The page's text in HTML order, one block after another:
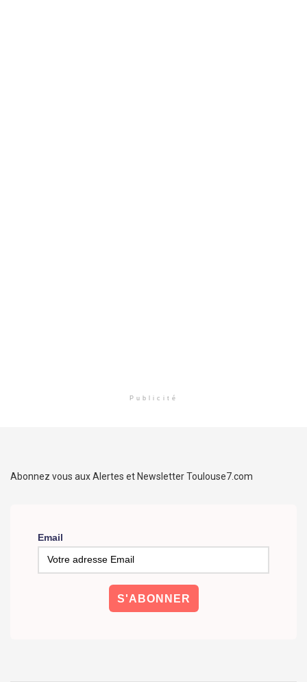
Publicité
Abonnez vous aux Alertes et Newsletter Toulouse7.com
Email